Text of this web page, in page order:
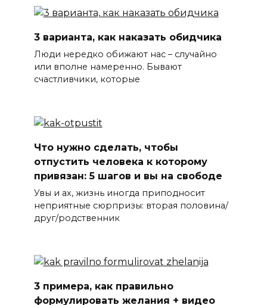
3 варианта, как наказать обидчика
Люди нередко обижают нас – случайно
или вполне намеренно. Бывают
счастливчики, которые
Что нужно сделать, чтобы
отпустить человека к которому
привязан: 5 шагов и вы на свободе
Увы и ах, жизнь иногда приподносит
неприятные сюрпризы: вторая половина/
друг/родственник
3 примера, как правильно
формулировать желания + видео